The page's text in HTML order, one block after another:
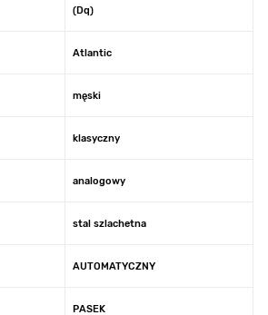
(Dq)
Atlantic
męski
klasyczny
analogowy
stal szlachetna
AUTOMATYCZNY
PASEK